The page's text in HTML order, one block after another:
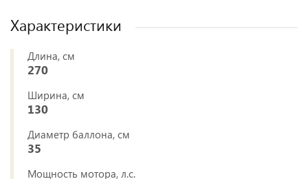
Характеристики
Длина, см
270
Ширина, см
130
Диаметр баллона, см
35
Мощность мотора, л.с.